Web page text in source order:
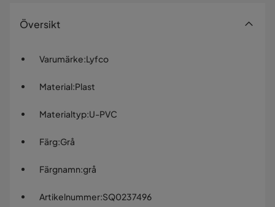
Översikt
Varumärke:Lyfco
Material:Plast
Materialtyp:U-PVC
Färg:Grå
Färgnamn:grå
Artikelnummer:SQ0237496